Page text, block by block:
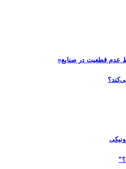
عدم قطعیت در صنایع»